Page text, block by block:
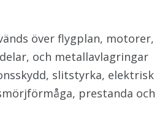
över flygplan, motorer,
och metallavlagringar
slitstyrka, elektrisk
prestanda och